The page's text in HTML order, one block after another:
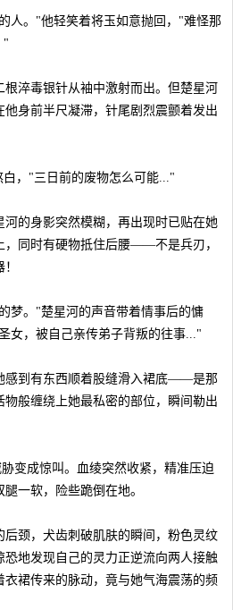
。"他轻笑着将玉如意抛回，"难怪那
"
淬毒银针从袖中激射而出。但楚星河
他身前半尺凝滞，针尾剧烈震颤着发出
，"三日前的废物怎么可能..."
的身影突然模糊，再出现时已贴在她
，同时有硬物抵住后腰——不是兵刃，
。"楚星河的声音带着情事后的慵
女，被自己亲传弟子背叛的往事..."
到有东西顺着股缝滑入裙底——是那
般缠绕上她最私密的部位，瞬间勒出
成惊叫。血绫突然收紧，精准压迫
一软，险些跪倒在地。
颈，犬齿刺破肌肤的瞬间，粉色灵纹
地发现自己的灵力正逆流向两人接触
裙传来的脉动，竟与她气海震荡的频